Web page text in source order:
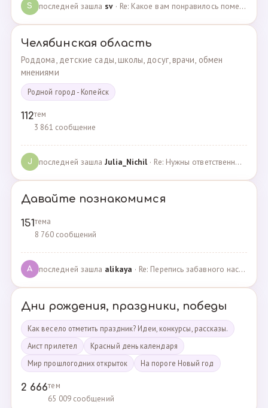
S последней зашла sv· Re: Какое вам понравилось помещения для проведения … · 07.05.2025
Челябинская область
Роддома, детские сады, школы, досуг, врачи, обмен
мнениями
Родной город - Копейск
112тем
3 861 сообщение
J последней зашлаJulia_Nichil· Re: Нужны ответственные и любящие детей сотрудники … · 22.07.2024
Давайте познакомимся
151тема
8 760 сообщений
A последней зашла alikaya · Re: Перепись забавного населения!!! · 09.09.2023
Дни рождения, праздники, победы
Как весело отметить праздник? Идеи, конкурсы, рассказы.
Аист прилетел
Красный день календаря
Мир прошлогодних открыток
На пороге Новый год
2 666тем
65 009 сообщений